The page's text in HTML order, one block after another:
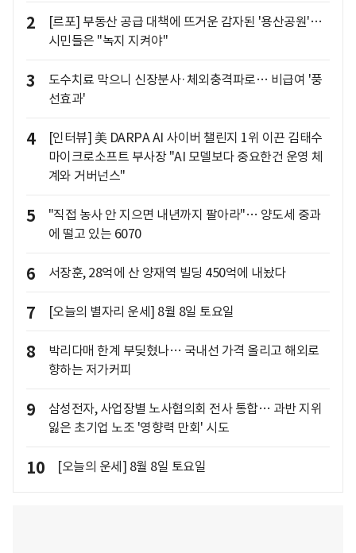
2
[르포] 부동산 공급 대책에 뜨거운 감자된 '용산공원'…
시민들은 "녹지 지켜야"
3
도수치료 막으니 신장분사·체외충격파로… 비급여 '풍
선효과'
4
[인터뷰] 美 DARPA AI 사이버 챌린지 1위 이끈 김태수
마이크로소프트 부사장 "AI 모델보다 중요한건 운영 체
계와 거버넌스"
5
"직접 농사 안 지으면 내년까지 팔아라"… 양도세 중과
에 떨고 있는 6070
6 서장훈, 28억에 산 양재역 빌딩 450억에 내놨다
7 [오늘의 별자리 운세] 8월 8일 토요일
8
박리다매 한계 부딪혔나… 국내선 가격 올리고 해외로
향하는 저가커피
9
삼성전자, 사업장별 노사협의회 전사 통합… 과반 지위
잃은 초기업 노조 '영향력 만회' 시도
10 [오늘의 운세] 8월 8일 토요일